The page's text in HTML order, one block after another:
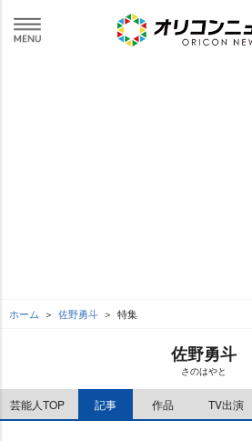
ホーム 佐野勇斗 特集
佐野勇斗
さのはやと
芸能人TOP 記事 作品 TV出演